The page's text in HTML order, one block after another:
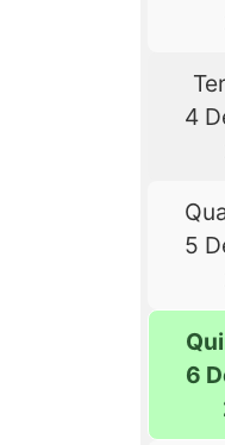
4
5
6